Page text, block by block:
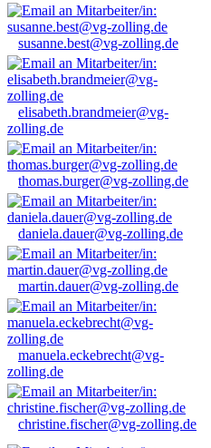
susanne.best@vg-zolling.de
elisabeth.brandmeier@vg-
zolling.de
thomas.burger@vg-zolling.de
daniela.dauer@vg-zolling.de
martin.dauer@vg-zolling.de
manuela.eckebrecht@vg-
zolling.de
christine.fischer@vg-zolling.de